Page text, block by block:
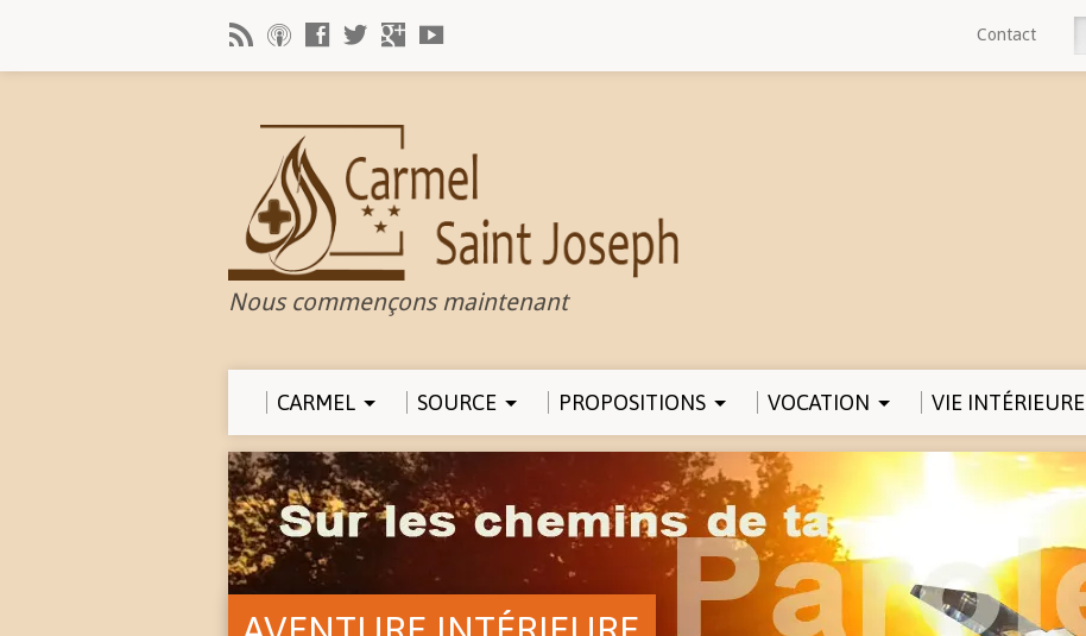
Contact
Nous commençons maintenant
CARMEL SOURCE PROPOSITIONS VOCATION VIE INTÉRIEURE